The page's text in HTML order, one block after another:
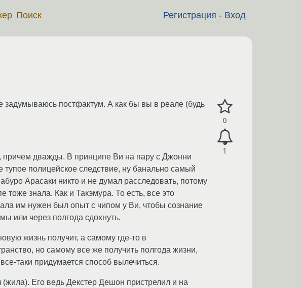
Регистрация - Вход
Поиск
0
1
задумываюсь постфактум. А как бы вы в реале (будь
причем дважды. В принципе Ви на пару с Джонни
полицейское следствие, ну банально самый
Арасаки никто и не думал расследовать, потому
знала. Как и Такэмура. То есть, все это
им нужен был опыт с чипом у Ви, чтобы сознание
или через полгода сдохнуть.
жизнь получит, а самому где-то в
но самому все же получить полгода жизни,
таки придумается способ вылечиться.
Его ведь Декстер Дешон пристрелил и на